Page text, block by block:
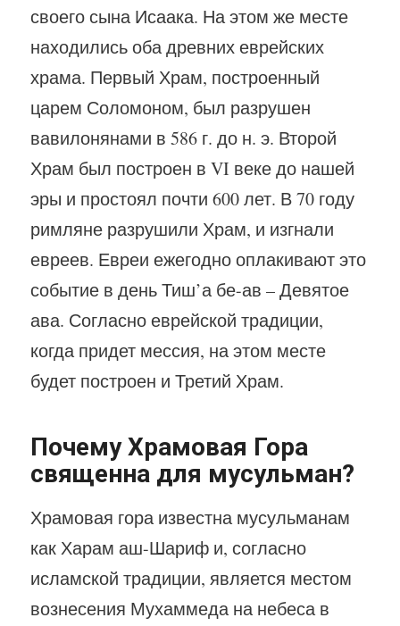
своего сына Исаака. На этом же месте
находились оба древних еврейских
храма. Первый Храм, построенный
царем Соломоном, был разрушен
вавилонянами в 586 г. до н. э. Второй
Храм был построен в VI веке до нашей
эры и простоял почти 600 лет. В 70 году
римляне разрушили Храм, и изгнали
евреев. Евреи ежегодно оплакивают это
событие в день Тиш’а бе-ав – Девятое
ава. Согласно еврейской традиции,
когда придет мессия, на этом месте
будет построен и Третий Храм.
Почему Храмовая Гора
священна для мусульман?
Храмовая гора известна мусульманам
как Харам аш-Шариф и, согласно
исламской традиции, является местом
вознесения Мухаммеда на небеса в